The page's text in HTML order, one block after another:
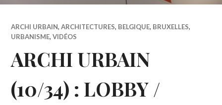
ARCHI URBAIN,ARCHITECTURES, BELGIQUE, BRUXELLES,
URBANISME,VIDÉOS
ARCHI URBAIN
(10/34) : LOBBY /